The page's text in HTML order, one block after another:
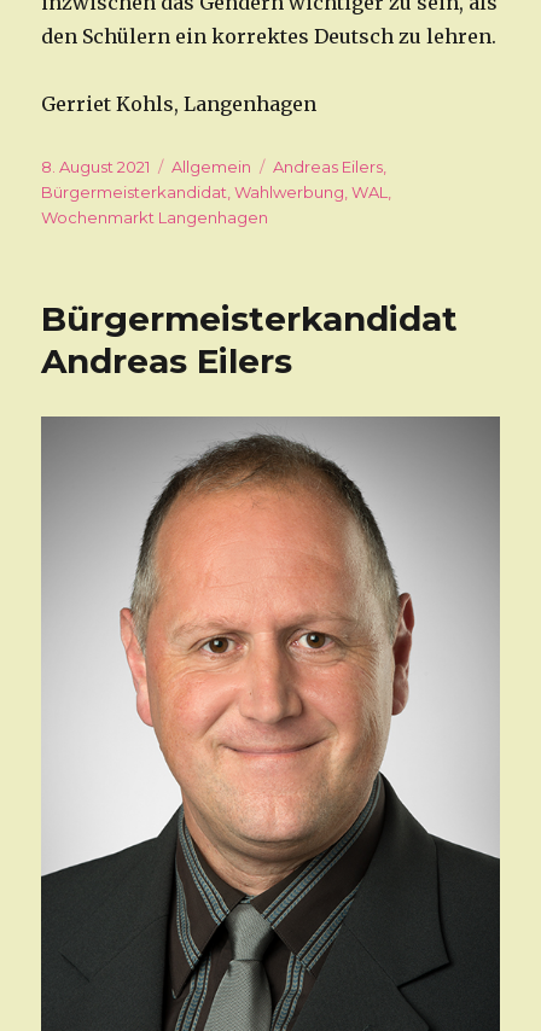
den Schülern ein korrektes Deutsch zu lehren.
Gerriet Kohls, Langenhagen
Veröffentlicht
am
8. August 2021 Kategorien
Allgemein Schlagwörter
Andreas Eilers,
Bürgermeisterkandidat,Wahlwerbung,WAL,
Wochenmarkt Langenhagen
Bürgermeisterkandidat
Andreas Eilers